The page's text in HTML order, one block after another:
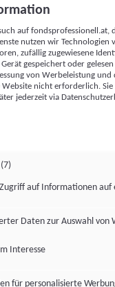
von Werbeleistung
(z. B. login-
mit anderen
usw.) auf
werden, um es
oder einer Webseite
der hier aufgeführten
auf
nutzen wir Technologien
zufällig zugewiesene
gespeichert oder
von Werbeleistung
nicht erforderlich.
jederzeit via
(7)
auf Informationen auf
Daten zur Auswahl von
Interesse
für personalisierte